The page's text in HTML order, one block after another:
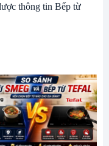
thông tin Bếp từ